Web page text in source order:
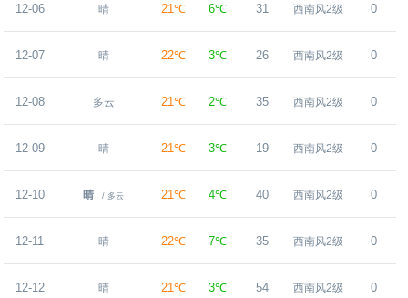
12-06 晴 21℃ 6℃ 31 西南风2级 0
12-07 晴 22℃ 3℃ 26 西南风2级 0
12-08 多云 21℃ 2℃ 35 西南风2级 0
12-09 晴 21℃ 3℃ 19 西南风2级 0
12-10 晴 / 多云 21℃ 4℃ 40 西南风2级 0
12-11 晴 22℃ 7℃ 35 西南风2级 0
12-12 晴 21℃ 3℃ 54 西南风2级 0